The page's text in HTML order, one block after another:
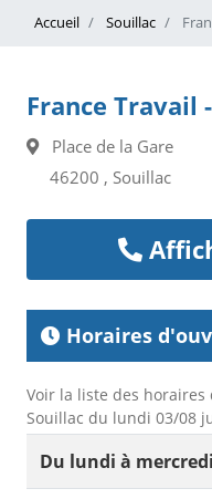
Accueil Souillac
France Travail
Place de la Gare
46200 , Souillac
Horaires
Voir la liste des horaires
Souillac du lundi 03/08
Du lundi à mercredi